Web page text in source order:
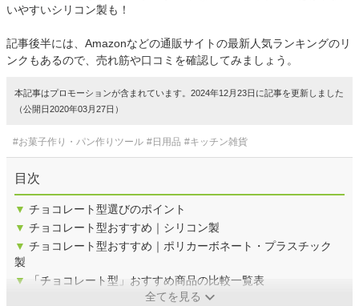
いやすいシリコン製も！
記事後半には、Amazonなどの通販サイトの最新人気ランキングのリ
ンクもあるので、売れ筋や口コミを確認してみましょう。
本記事はプロモーションが含まれています。2024年12月23日に記事を更新しました
（公開日2020年03月27日）
#お菓子作り・パン作りツール #日用品 #キッチン雑貨
目次
▼ チョコレート型選びのポイント
▼ チョコレート型おすすめ｜シリコン製
▼ チョコレート型おすすめ｜ポリカーボネート・プラスチック
製
▼
「チョコレート型」おすすめ商品の比較一覧表
全てを見る